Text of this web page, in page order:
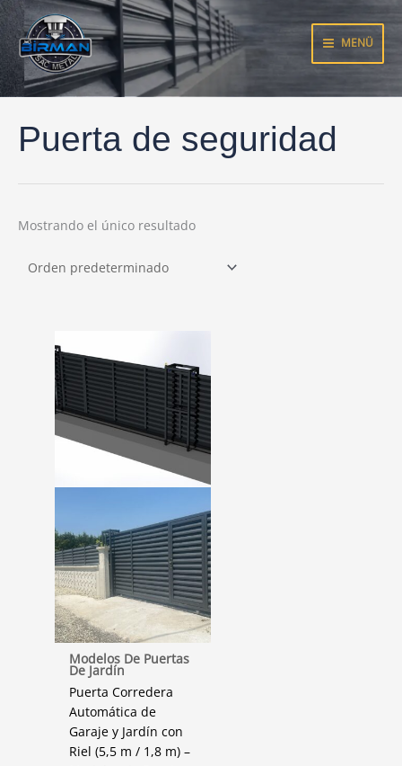
Ir
al
contenido
MENÜ
Puerta de seguridad
Mostrando el único resultado
Modelos De Puertas
De Jardín
Puerta Corredera
Automática de
Garaje y Jardín con
Riel (5,5 m / 1,8 m) –